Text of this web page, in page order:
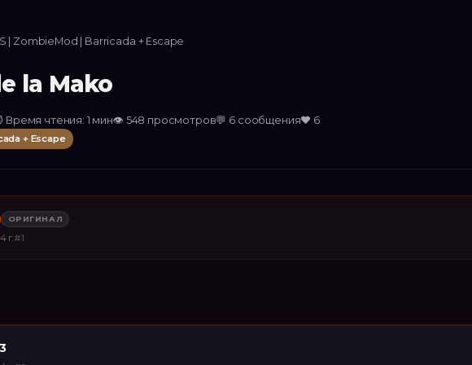
| ZombieMod | Barricada + Escape
la Mako
Время чтения: 1 мин👁 548 просмотров💬 6 сообщения❤️ 6
+ Escape
ОРИГИНАЛ
г.#1